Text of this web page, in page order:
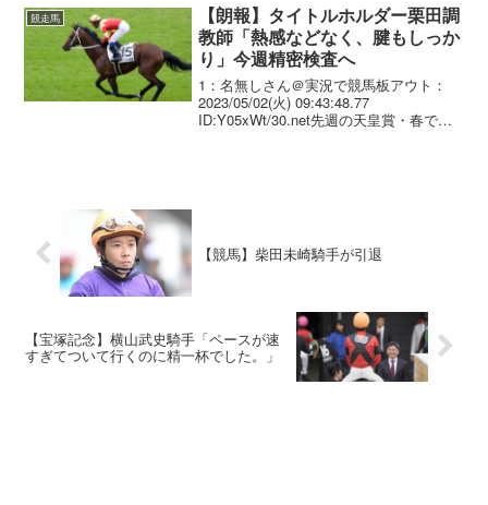
競走馬
【朗報】タイトルホルダー栗田調
教師「熱感などなく、腱もしっか
り」今週精密検査へ
1：名無しさん＠実況で競馬板アウト：
2023/05/02(火) 09:43:48.77
ID:Y05xWt/30.net先週の天皇賞・春で競
【競馬】柴田未崎騎手が引退
【宝塚記念】横山武史騎手「ペースが速
すぎてついて行くのに精一杯でした。」